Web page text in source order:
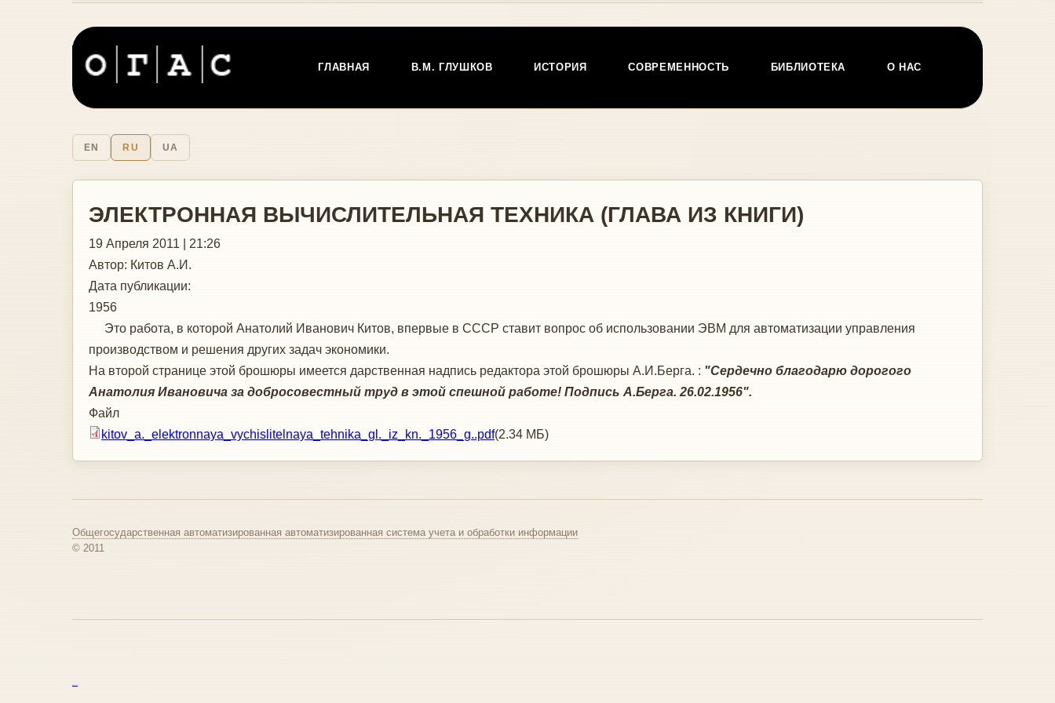
ГЛАВНАЯ В.М. ГЛУШКОВ ИСТОРИЯ СОВРЕМЕННОСТЬ БИБЛИОТЕКА О НАС
EN RU UA
ЭЛЕКТРОННАЯ ВЫЧИСЛИТЕЛЬНАЯ ТЕХНИКА (ГЛАВА ИЗ КНИГИ)
19 Апреля 2011 | 21:26
Автор: Китов А.И.
Дата публикации:
1956
Это работа, в которой Анатолий Иванович Китов, впервые в СССР ставит вопрос об использовании ЭВМ для автоматизации управления
производством и решения других задач экономики.
На второй странице этой брошюры имеется дарственная надпись редактора этой брошюры А.И.Берга. : "Сердечно благодарю дорогого
Анатолия Ивановича за добросовестный труд в этой спешной работе! Подпись А.Берга. 26.02.1956".
Файл
kitov_a._elektronnaya_vychislitelnaya_tehnika_gl._iz_kn._1956_g..pdf(2.34 МБ)
Общегосударственная автоматизированная автоматизированная система учета и обработки информации
© 2011